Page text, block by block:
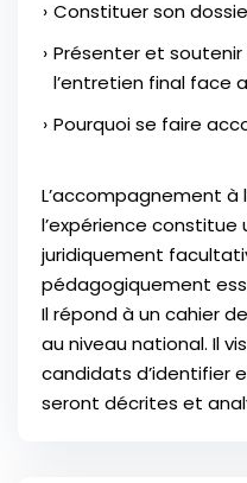
Constituer son
Présenter et soutenir
l’entretien final face
Pourquoi se faire
L’accompagnement
l’expérience
juridiquement
pédagogiquement
Il répond à un cahier
au niveau national. Il
candidats d’identifier
seront décrites et